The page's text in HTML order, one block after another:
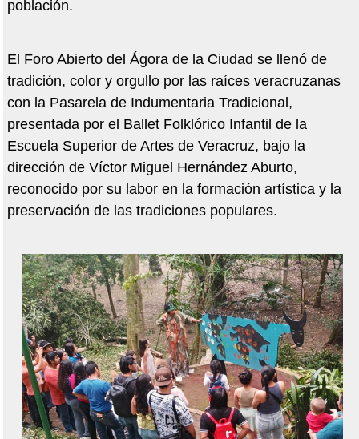
población.
El Foro Abierto del Ágora de la Ciudad se llenó de
tradición, color y orgullo por las raíces veracruzanas
con la Pasarela de Indumentaria Tradicional,
presentada por el Ballet Folklórico Infantil de la
Escuela Superior de Artes de Veracruz, bajo la
dirección de Víctor Miguel Hernández Aburto,
reconocido por su labor en la formación artística y la
preservación de las tradiciones populares.